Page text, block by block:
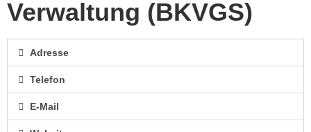
Verwaltung (BKVGS)
Adresse
Telefon
E-Mail